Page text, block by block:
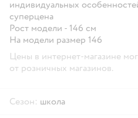
индивидуальных
суперцена
Рост модели - 146 см
На модели размер 146
Цены в интернет-магазине
от розничных магазинов.
Сезон: школа